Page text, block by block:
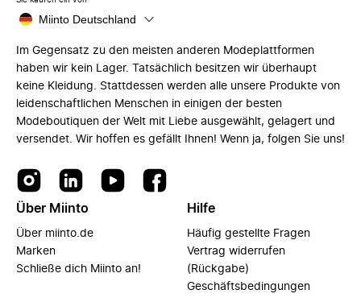
Miinto Deutschland
Im Gegensatz zu den meisten anderen Modeplattformen
haben wir kein Lager. Tatsächlich besitzen wir überhaupt
keine Kleidung. Stattdessen werden alle unsere Produkte von
leidenschaftlichen Menschen in einigen der besten
Modeboutiquen der Welt mit Liebe ausgewählt, gelagert und
versendet. Wir hoffen es gefällt Ihnen! Wenn ja, folgen Sie uns!
Über Miinto
Über miinto.de
Marken
Schließe dich Miinto an!
Hilfe
Häufig gestellte Fragen
Vertrag widerrufen
(Rückgabe)
Geschäftsbedingungen